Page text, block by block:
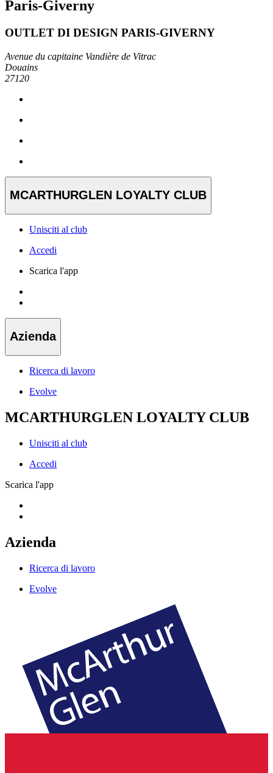
Paris-Giverny
OUTLET DI DESIGN PARIS-GIVERNY
Avenue du capitaine Vandière de Vitrac
Douains
27120
MCARTHURGLEN LOYALTY CLUB
Unisciti al club
Accedi
Scarica l'app
Azienda
Ricerca di lavoro
Evolve
MCARTHURGLEN LOYALTY CLUB
Unisciti al club
Accedi
Scarica l'app
Azienda
Ricerca di lavoro
Evolve